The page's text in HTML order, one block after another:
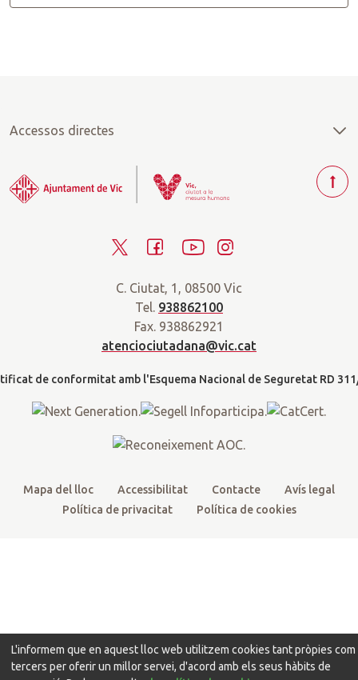
Accessos directes
i
t
t
c
e
b
o
k
Y
u
t
u
s
a
a
m
C. Ciutat, 1, 08500 Vic
Tel. 938862100
Fax. 938862921
atenciociutadana@vic.cat
Mapa del lloc Accessibilitat Contacte
Avís legal
Política de privacitat
Política de cookies
T
t
L'informem que en aquest lloc web utilitzem cookies tant pròpies com
tercers per oferir un millor servei, d'acord amb els seus hàbits de